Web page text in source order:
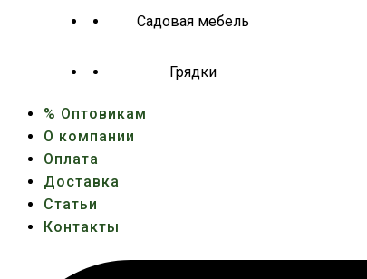
Садовая мебель
Грядки
% Оптовикам
О компании
Оплата
Доставка
Статьи
Контакты